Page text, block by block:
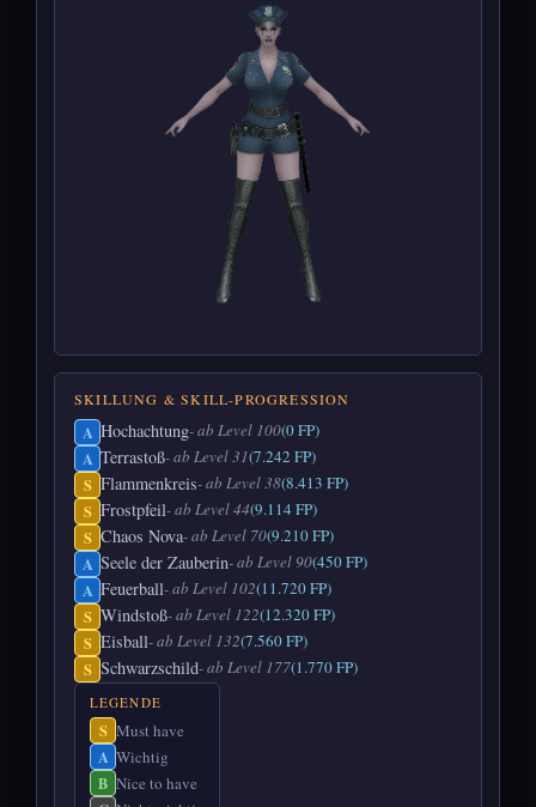
SKILLUNG & SKILL-PROGRESSION
A Hochachtung- ab Level 100(0 FP)
A Terrastoß- ab Level 31(7.242 FP)
S Flammenkreis- ab Level 38(8.413 FP)
S Frostpfeil- ab Level 44(9.114 FP)
S Chaos Nova- ab Level 70(9.210 FP)
A Seele der Zauberin- ab Level 90(450 FP)
A Feuerball- ab Level 102(11.720 FP)
S Windstoß- ab Level 122(12.320 FP)
S Eisball- ab Level 132(7.560 FP)
S Schwarzschild- ab Level 177(1.770 FP)
LEGENDE
S Must have
A Wichtig
B Nice to have